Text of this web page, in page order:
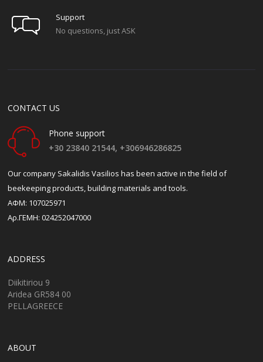
Support
No questions, just ASK
CONTACT US
Phone support
+30 23840 21544, +306946286825
Our company Sakalidis Vasilios has been active in the field of
beekeeping products, building materials and tools.
ΑΦΜ: 107025971
Αρ.ΓΕΜΗ: 024252047000
ADDRESS
Diikitiriou 9
Aridea GR584 00
PELLAGREECE
ABOUT